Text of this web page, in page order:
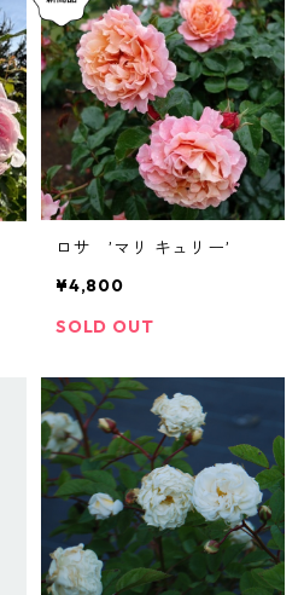
ロサ ’マリ キュリー’
¥4,800
SOLD OUT